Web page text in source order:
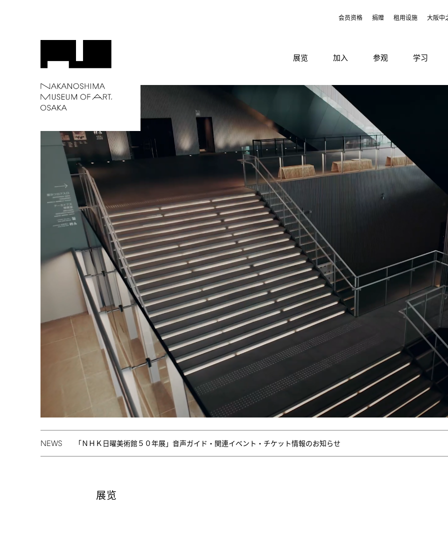
会员资格 捐赠 租用设施 大阪中
展览 加入 参观 学习
NEWS 「ＮＨＫ日曜美術館５０年展」音声ガイド・関連イベント・チケット情報のお知らせ
展览